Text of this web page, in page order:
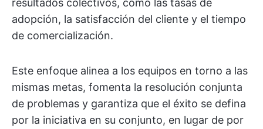
resultados colectivos, como las tasas de
adopción, la satisfacción del cliente y el tiempo
de comercialización.
Este enfoque alinea a los equipos en torno a las
mismas metas, fomenta la resolución conjunta
de problemas y garantiza que el éxito se defina
por la iniciativa en su conjunto, en lugar de por